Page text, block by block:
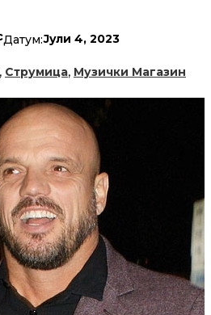
Датум:Јули 4, 2023
, Струмица, Музички Магазин